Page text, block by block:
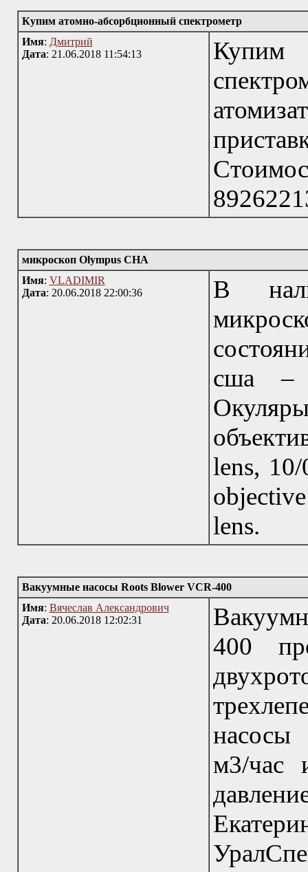
Купим атомно-абсорбционный спектрометр
Имя: Дмитрий
Дата: 21.06.2018 11:54:13
микроскоп Olympus CHA
Имя: VLADIMIR
Дата: 20.06.2018 22:00:36
В
сша –
lens,
lens.
Вакуумные насосы Roots Blower VCR-400
Имя: Вячеслав Александрович
Дата: 20.06.2018 12:02:31
400
насосы
м3/час